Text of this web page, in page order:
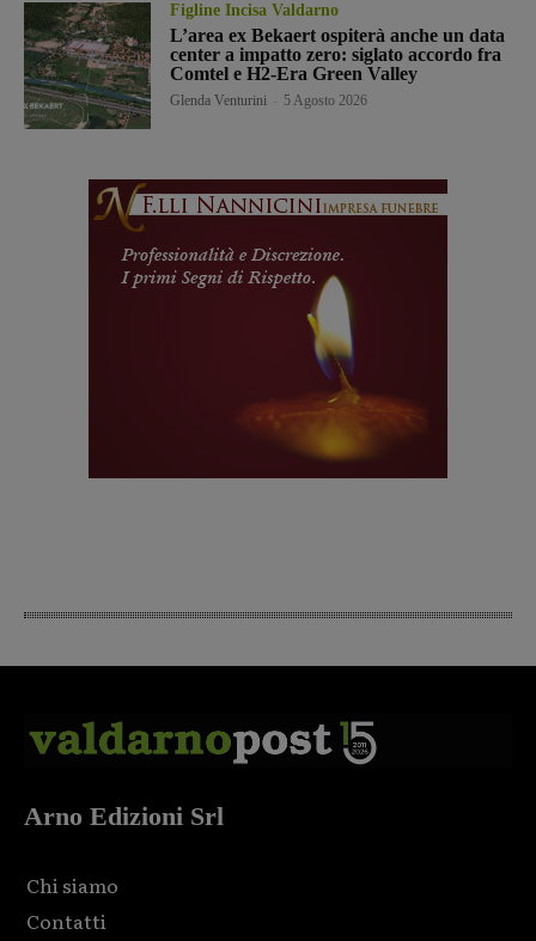
Figline Incisa Valdarno
L’area ex Bekaert ospiterà anche un data
center a impatto zero: siglato accordo fra
Comtel e H2-Era Green Valley
Glenda Venturini 5 Agosto 2026
Arno Edizioni Srl
Chi siamo
Contatti